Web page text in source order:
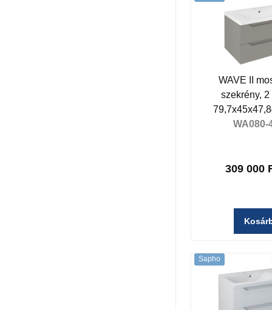
WAVE II
szekrény, 2
WA080-
309 000
Sapho